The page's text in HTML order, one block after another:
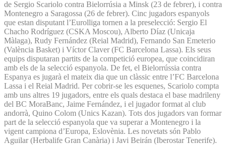
de Sergio Scariolo contra Bielorrúsia a Minsk (23 de febrer), i contra
Montenegro a Saragossa (26 de febrer). Cinc jugadors espanyols
que estan disputant l’Eurolliga tornen a la preselecció: Sergio El
Chacho Rodríguez (CSKA Moscou), Alberto Díaz (Unicaja
Màlaga), Rudy Fernández (Reial Madrid), Fernando San Emeterio
(València Basket) i Víctor Claver (FC Barcelona Lassa). Els seus
equips disputaran partits de la competició europea, que coincidiran
amb els de la selecció espanyola. De fet, el Bielorrússia contra
Espanya es jugarà el mateix dia que un clàssic entre l’FC Barcelona
Lassa i el Reial Madrid. Per cobrir-se les esquenes, Scariolo compta
amb uns altres 19 jugadors, entre els quals destaca el base madrileny
del BC MoraBanc, Jaime Fernández, i el jugador format al club
andorrà, Quino Colom (Unics Kazan). Tots dos jugadors van formar
part de la selecció espanyola que va superar a Montenegro i la
vigent campiona d’Europa, Eslovènia. Les novetats són Pablo
Aguilar (Herbalife Gran Canària) i Javi Beirán (Iberostar Tenerife).